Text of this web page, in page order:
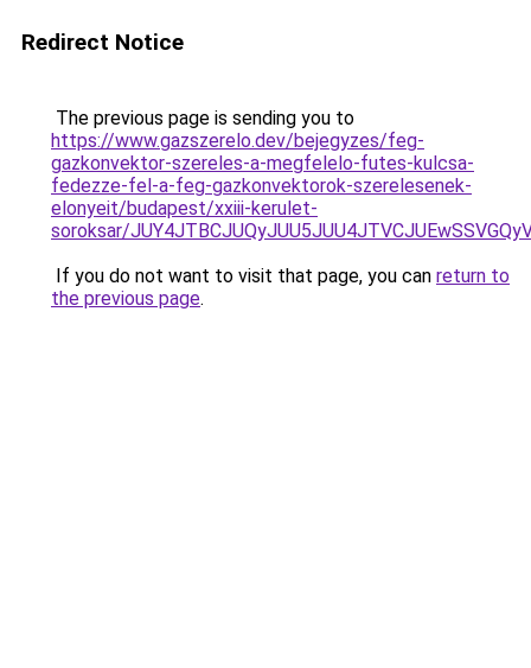
Redirect Notice
The previous page is sending you to
https://www.gazszerelo.dev/bejegyzes/feg-
gazkonvektor-szereles-a-megfelelo-futes-kulcsa-
fedezze-fel-a-feg-gazkonvektorok-szerelesenek-
elonyeit/budapest/xxiii-kerulet-
soroksar/
If you do not want to visit that page, you can return to
the previous page.